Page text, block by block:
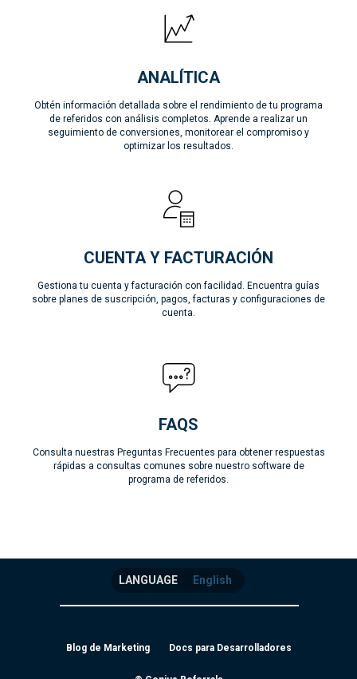
ANALÍTICA
Obtén información detallada sobre el rendimiento de tu programa
de referidos con análisis completos. Aprende a realizar un
seguimiento de conversiones, monitorear el compromiso y
optimizar los resultados.
CUENTA Y FACTURACIÓN
Gestiona tu cuenta y facturación con facilidad. Encuentra guías
sobre planes de suscripción, pagos, facturas y configuraciones de
cuenta.
FAQS
Consulta nuestras Preguntas Frecuentes para obtener respuestas
rápidas a consultas comunes sobre nuestro software de
programa de referidos.
English
LANGUAGE
Blog de Marketing Docs para Desarrolladores